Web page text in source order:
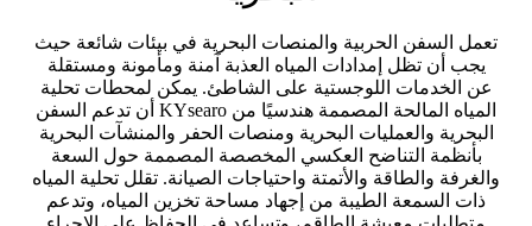
تعمل السفن الحربية والمنصات البحرية في بيئات شائعة حيث
يجب أن تظل إمدادات المياه العذبة آمنة ومأمونة ومستقلة
عن الخدمات اللوجستية على الشاطئ. يمكن لمحطات تحلية
المياه المالحة المصممة هندسيًا من KYsearo أن تدعم السفن
البحرية والعمليات البحرية ومنصات الحفر والمنشآت البحرية
بأنظمة التناضح العكسي المخصصة المصممة حول السعة
والغرفة والطاقة والأتمتة واحتياجات الصيانة. تقلل تحلية المياه
ذات السمعة الطيبة من إجهاد مساحة تخزين المياه، وتدعم